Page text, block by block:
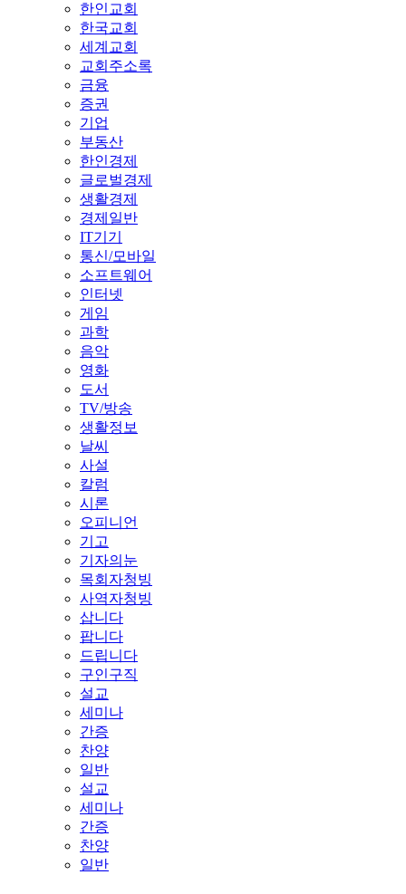
한인교회
한국교회
세계교회
교회주소록
금융
증권
기업
부동산
한인경제
글로벌경제
생활경제
경제일반
IT기기
통신/모바일
소프트웨어
인터넷
게임
과학
음악
영화
도서
TV/방송
생활정보
날씨
사설
칼럼
시론
오피니언
기고
기자의눈
목회자청빙
사역자청빙
삽니다
팝니다
드립니다
구인구직
설교
세미나
간증
찬양
일반
설교
세미나
간증
찬양
일반